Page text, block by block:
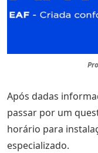
Após dadas
passar por um
horário para
especializado.